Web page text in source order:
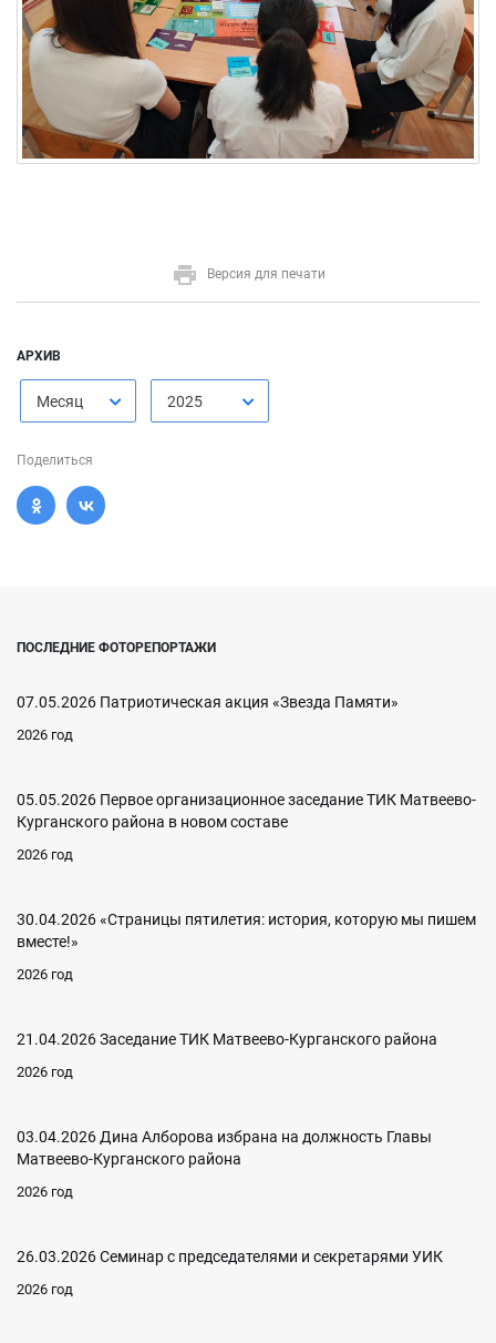
Версия для печати
АРХИВ
Месяц 2025
Поделиться
ПОСЛЕДНИЕ ФОТОРЕПОРТАЖИ
07.05.2026 Патриотическая акция «Звезда Памяти»
2026 год
05.05.2026 Первое организационное заседание ТИК Матвеево-
Курганского района в новом составе
2026 год
30.04.2026 «Страницы пятилетия: история, которую мы пишем
вместе!»
2026 год
21.04.2026 Заседание ТИК Матвеево-Курганского района
2026 год
03.04.2026 Дина Алборова избрана на должность Главы
Матвеево-Курганского района
2026 год
26.03.2026 Семинар с председателями и секретарями УИК
2026 год